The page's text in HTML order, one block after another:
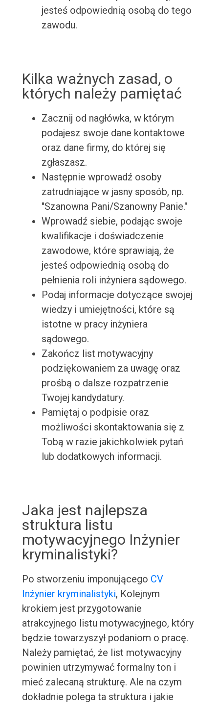
jesteś odpowiednią osobą do tego
zawodu.
Kilka ważnych zasad, o
których należy pamiętać
Zacznij od nagłówka, w którym
podajesz swoje dane kontaktowe
oraz dane firmy, do której się
zgłaszasz.
Następnie wprowadź osoby
zatrudniające w jasny sposób, np.
"Szanowna Pani/Szanowny Panie."
Wprowadź siebie, podając swoje
kwalifikacje i doświadczenie
zawodowe, które sprawiają, że
jesteś odpowiednią osobą do
pełnienia roli inżyniera sądowego.
Podaj informacje dotyczące swojej
wiedzy i umiejętności, które są
istotne w pracy inżyniera
sądowego.
Zakończ list motywacyjny
podziękowaniem za uwagę oraz
prośbą o dalsze rozpatrzenie
Twojej kandydatury.
Pamiętaj o podpisie oraz
możliwości skontaktowania się z
Tobą w razie jakichkolwiek pytań
lub dodatkowych informacji.
Jaka jest najlepsza
struktura listu
motywacyjnego Inżynier
kryminalistyki?
Po stworzeniu imponującego CV
Inżynier kryminalistyki, Kolejnym
krokiem jest przygotowanie
atrakcyjnego listu motywacyjnego, który
będzie towarzyszył podaniom o pracę.
Należy pamiętać, że list motywacyjny
powinien utrzymywać formalny ton i
mieć zalecaną strukturę. Ale na czym
dokładnie polega ta struktura i jakie